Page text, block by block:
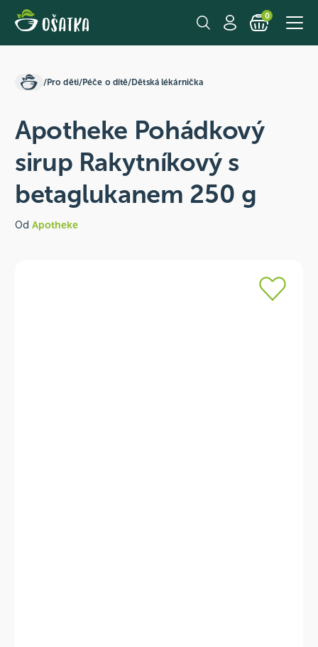
0
/Pro děti/Péče o dítě/Dětská lékárnička
Apotheke Pohádkový
sirup Rakytníkový s
betaglukanem 250 g
Od Apotheke